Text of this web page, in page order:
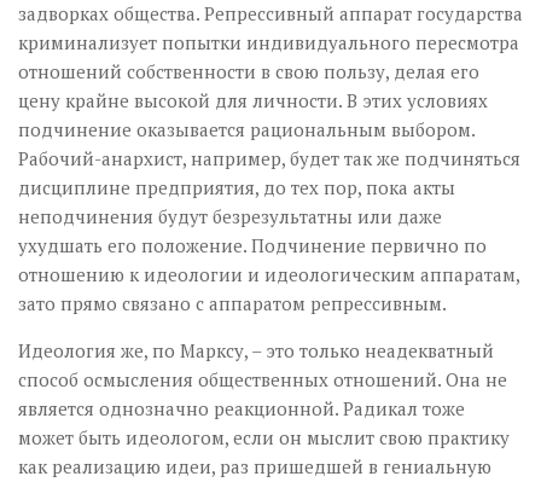
задворках общества. Репрессивный аппарат государства
криминализует попытки индивидуального пересмотра
отношений собственности в свою пользу, делая его
цену крайне высокой для личности. В этих условиях
подчинение оказывается рациональным выбором.
Рабочий-анархист, например, будет так же подчиняться
дисциплине предприятия, до тех пор, пока акты
неподчинения будут безрезультатны или даже
ухудшать его положение. Подчинение первично по
отношению к идеологии и идеологическим аппаратам,
зато прямо связано с аппаратом репрессивным.
Идеология же, по Марксу, – это только неадекватный
способ осмысления общественных отношений. Она не
является однозначно реакционной. Радикал тоже
может быть идеологом, если он мыслит свою практику
как реализацию идеи, раз пришедшей в гениальную